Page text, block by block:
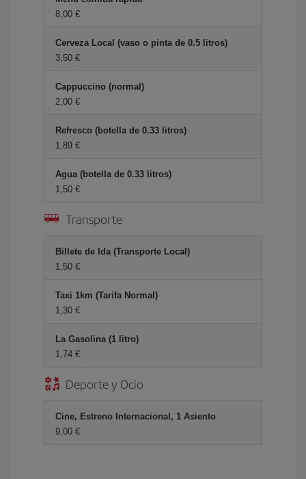
8,00 €
Cerveza Local (vaso o pinta de 0.5 litros)
3,50 €
Cappuccino (normal)
2,00 €
Refresco (botella de 0.33 litros)
1,89 €
Agua (botella de 0.33 litros)
1,50 €
Transporte
Billete de Ida (Transporte Local)
1,50 €
Taxi 1km (Tarifa Normal)
1,30 €
La Gasolina (1 litro)
1,74 €
Deporte y Ocio
Cine, Estreno Internacional, 1 Asiento
9,00 €